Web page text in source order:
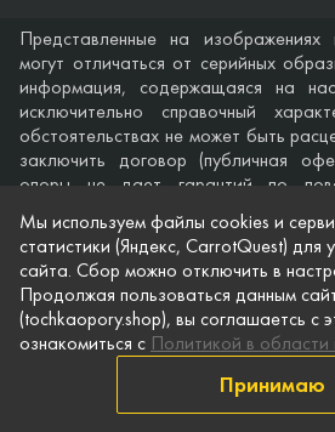
Представленные на
могут отличаться от серийных
информация, содержащаяся на
исключительно справочный
обстоятельствах не может быть
заключить договор (публичная
опоры не дает гарантий по
точности и полноты информации на
поводу беспрепятственного
Технические характеристики и
указанные на сайте, приведены
изменены в любое время без
© Точка опоры, 2021–2026
Защита персональной информации
Публичная оферта
Мы используем файлы cookies и
статистики (Яндекс, CarrotQuest) для
сайта. Сбор можно отключить в
Продолжая пользоваться данным
(tochkaopory.shop), вы соглашаетсь с
ознакомиться с Политикой в области
Принимаю